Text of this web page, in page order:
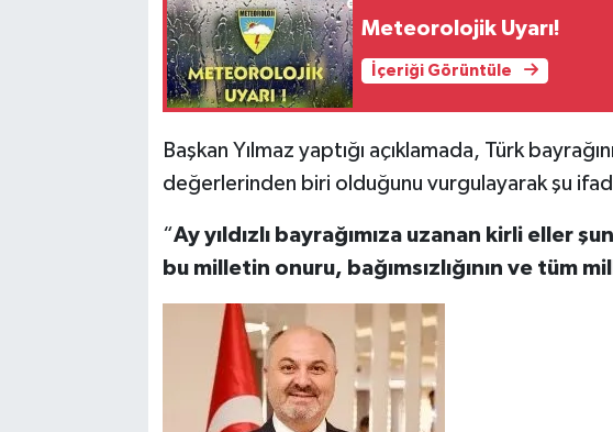
Meteorolojik Uyarı!
İçeriği Görüntüle
Başkan Yılmaz yaptığı açıklamada, Türk
değerlerinden biri olduğunu vurgulayarak şu
“Ay yıldızlı bayrağımıza uzanan kirli eller
bu milletin onuru, bağımsızlığının ve tüm